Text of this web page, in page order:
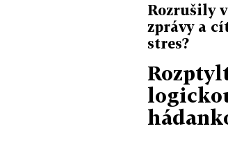
Rozrušily
zprávy a
stres?